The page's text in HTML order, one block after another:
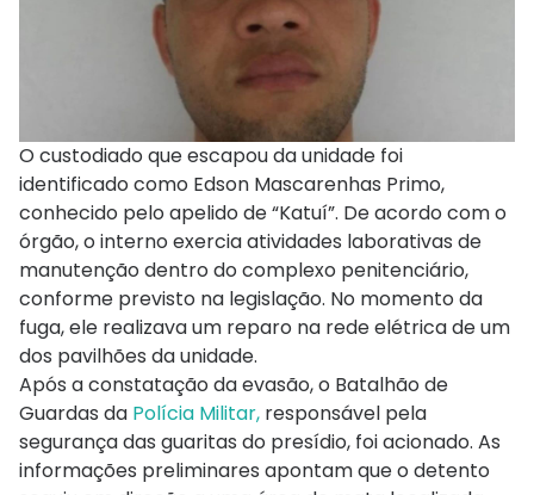
O custodiado que escapou da unidade foi
identificado como Edson Mascarenhas Primo,
conhecido pelo apelido de “Katuí”. De acordo com o
órgão, o interno exercia atividades laborativas de
manutenção dentro do complexo penitenciário,
conforme previsto na legislação. No momento da
fuga, ele realizava um reparo na rede elétrica de um
dos pavilhões da unidade.
Após a constatação da evasão, o Batalhão de
Guardas da Polícia Militar, responsável pela
segurança das guaritas do presídio, foi acionado. As
informações preliminares apontam que o detento